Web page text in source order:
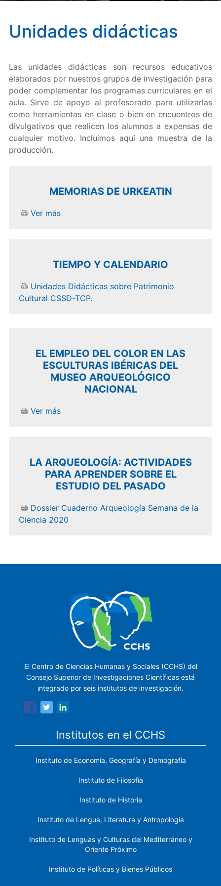
Unidades didácticas
Las unidades didácticas son recursos educativos
elaborados por nuestros grupos de investigación para
poder complementar los programas curriculares en el
aula. Sirve de apoyo al profesorado para utilizarlas
como herramientas en clase o bien en encuentros de
divulgativos que realicen los alumnos a expensas de
cualquier motivo. Incluimos aquí una muestra de la
producción.
MEMORIAS DE URKEATIN
Ver más
TIEMPO Y CALENDARIO
Unidades Didácticas sobre Patrimonio
Cultural CSSD-TCP.
EL EMPLEO DEL COLOR EN LAS
ESCULTURAS IBÉRICAS DEL
MUSEO ARQUEOLÓGICO
NACIONAL
Ver más
LA ARQUEOLOGÍA: ACTIVIDADES
PARA APRENDER SOBRE EL
ESTUDIO DEL PASADO
Dossier Cuaderno Arqueología Semana de la
Ciencia 2020
El Centro de Ciencias Humanas y Sociales (CCHS) del
Consejo Superior de Investigaciones Científicas está
integrado por seis institutos de investigación.
Institutos en el CCHS
Instituto de Economía, Geografía y Demografía
Instituto de Filosofía
Instituto de Historia
Instituto de Lengua, Literatura y Antropología
Instituto de Lenguas y Culturas del Mediterráneo y
Oriente Próximo
Instituto de Políticas y Bienes Públicos